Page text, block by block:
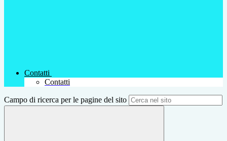
Contatti
Contatti
Campo di ricerca per le pagine del sito